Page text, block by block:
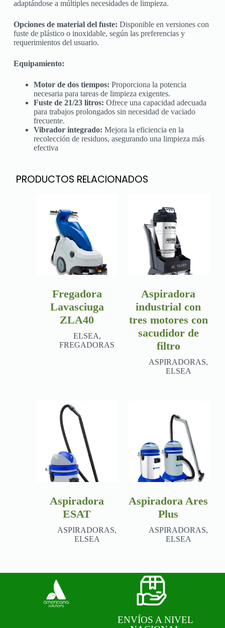
adaptándose a múltiples necesidades de limpieza.
Opciones de material del fuste: Disponible en versiones con
fuste de plástico o inoxidable, según las preferencias y
requerimientos del usuario.
Equipamiento:
Motor de dos tiempos: Proporciona la potencia
necesaria para tareas de limpieza exigentes.
Fuste de 21/23 litros: Ofrece una capacidad adecuada
para trabajos prolongados sin necesidad de vaciado
frecuente.
Vibrador integrado: Mejora la eficiencia en la
recolección de residuos, asegurando una limpieza más
efectiva
PRODUCTOS RELACIONADOS
Fregadora
Lavasciuga
ZLA40
ELSEA,
FREGADORAS
Aspiradora
industrial con
tres motores con
sacudidor de
filtro
ASPIRADORAS,
ELSEA
Aspiradora
ESAT
ASPIRADORAS,
ELSEA
Aspiradora Ares
Plus
ASPIRADORAS,
ELSEA
ENVÍOS A NIVEL